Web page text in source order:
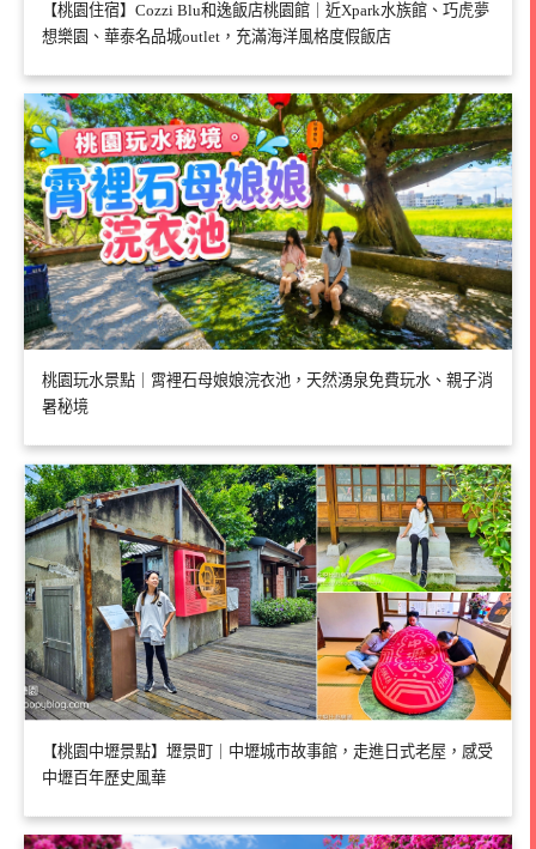
【桃園住宿】Cozzi Blu和逸飯店桃園館｜近Xpark水族館、巧虎夢
想樂園、華泰名品城outlet，充滿海洋風格度假飯店
桃園玩水景點｜霄裡石母娘娘浣衣池，天然湧泉免費玩水、親子消
暑秘境
【桃園中壢景點】壢景町｜中壢城市故事館，走進日式老屋，感受
中壢百年歷史風華